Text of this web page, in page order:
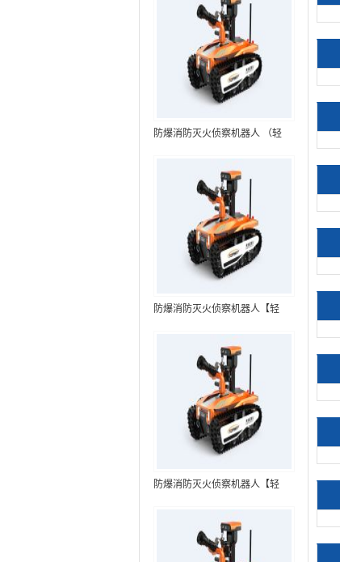
防爆消防灭火侦察机器人 （轻
MC80BD（第6代）
防爆消防灭火侦察机器人【轻
装置+语音控制+跟随功能+5G控
防爆消防灭火侦察机器人【轻
装置+语音控制+跟随功能+5G控
制+水炮跟踪火焰）RXR-